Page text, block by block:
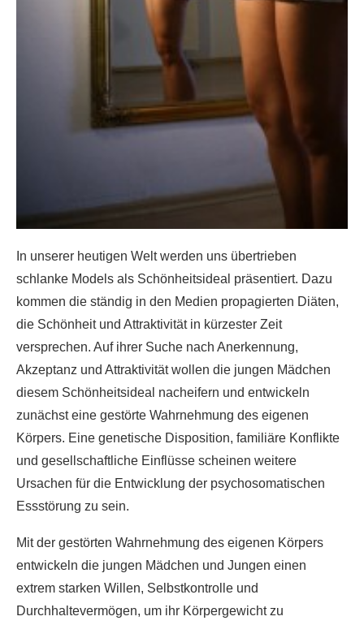
In unserer heutigen Welt werden uns übertrieben
schlanke Models als Schönheitsideal präsentiert. Dazu
kommen die ständig in den Medien propagierten Diäten,
die Schönheit und Attraktivität in kürzester Zeit
versprechen. Auf ihrer Suche nach Anerkennung,
Akzeptanz und Attraktivität wollen die jungen Mädchen
diesem Schönheitsideal nacheifern und entwickeln
zunächst eine gestörte Wahrnehmung des eigenen
Körpers. Eine genetische Disposition, familiäre Konflikte
und gesellschaftliche Einflüsse scheinen weitere
Ursachen für die Entwicklung der psychosomatischen
Essstörung zu sein.
Mit der gestörten Wahrnehmung des eigenen Körpers
entwickeln die jungen Mädchen und Jungen einen
extrem starken Willen, Selbstkontrolle und
Durchhaltevermögen, um ihr Körpergewicht zu